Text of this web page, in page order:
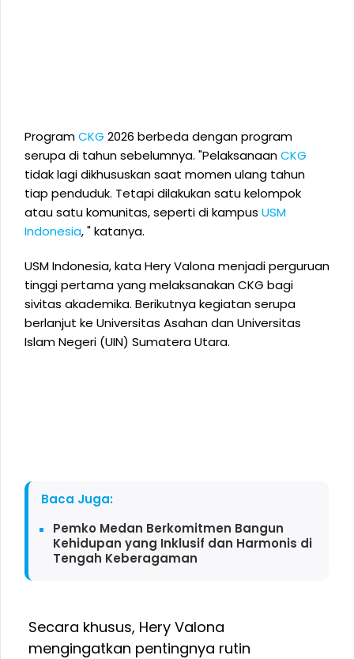
ProgramCKG 2026 berbeda dengan program
serupa di tahun sebelumnya. "PelaksanaanCKG
tidak lagi dikhususkan saat momen ulang tahun
tiap penduduk. Tetapi dilakukan satu kelompok
atau satu komunitas, seperti di kampus USM
Indonesia, " katanya.
USM Indonesia, kata Hery Valona menjadi perguruan
tinggi pertama yang melaksanakan CKG bagi
sivitas akademika. Berikutnya kegiatan serupa
berlanjut ke Universitas Asahan dan Universitas
Islam Negeri (UIN) Sumatera Utara.
Baca Juga:
Pemko Medan Berkomitmen Bangun
Kehidupan yang Inklusif dan Harmonis di
Tengah Keberagaman
Secara khusus, Hery Valona
mengingatkan pentingnya rutin